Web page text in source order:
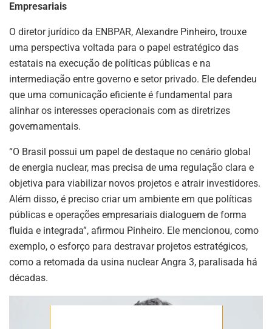
Empresariais
O diretor jurídico da ENBPAR, Alexandre Pinheiro, trouxe
uma perspectiva voltada para o papel estratégico das
estatais na execução de políticas públicas e na
intermediação entre governo e setor privado. Ele defendeu
que uma comunicação eficiente é fundamental para
alinhar os interesses operacionais com as diretrizes
governamentais.
“O Brasil possui um papel de destaque no cenário global
de energia nuclear, mas precisa de uma regulação clara e
objetiva para viabilizar novos projetos e atrair investidores.
Além disso, é preciso criar um ambiente em que políticas
públicas e operações empresariais dialoguem de forma
fluida e integrada”, afirmou Pinheiro. Ele mencionou, como
exemplo, o esforço para destravar projetos estratégicos,
como a retomada da usina nuclear Angra 3, paralisada há
décadas.
ASSINE NOSSA
NEWSLETTER
brasileiro.
ASSINAR